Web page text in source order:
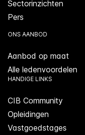
Sectorinzichten
Pers
ONS AANBOD
Aanbod op maat
Alle ledenvoordelen
HANDIGE LINKS
CIB Community
Opleidingen
Vastgoedstages